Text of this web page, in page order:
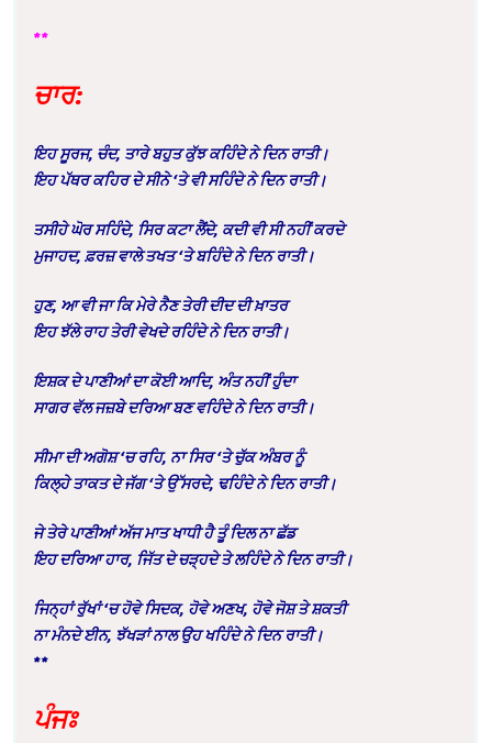
**
ਚਾਰ:
ਇਹ ਸੂਰਜ, ਚੰਦ, ਤਾਰੇ ਬਹੁਤ ਕੁੱਝ ਕਹਿੰਦੇ ਨੇ ਦਿਨ ਰਾਤੀ।
ਇਹ ਪੱਥਰ ਕਹਿਰ ਦੇ ਸੀਨੇ‘ਤੇ ਵੀ ਸਹਿੰਦੇ ਨੇ ਦਿਨ ਰਾਤੀ।
ਤਸੀਹੇ ਘੋਰ ਸਹਿੰਦੇ, ਸਿਰ ਕਟਾ ਲੈਂਦੇ, ਕਦੀ ਵੀ ਸੀ ਨਹੀਂ ਕਰਦੇ
ਮੁਜਾਹਦ,ਫ਼ਰਜ਼ ਵਾਲੇ ਤਖਤ‘ਤੇ ਬਹਿੰਦੇ ਨੇ ਦਿਨ ਰਾਤੀ।
ਹੁਣ, ਆ ਵੀ ਜਾ ਕਿ ਮੇਰੇ ਨੈਣ ਤੇਰੀ ਦੀਦ ਦੀ ਖ਼ਾਤਰ
ਇਹ ਝੱਲੇ ਰਾਹ ਤੇਰੀ ਵੇਖਦੇ ਰਹਿੰਦੇ ਨੇ ਦਿਨ ਰਾਤੀ।
ਇਸ਼ਕ ਦੇ ਪਾਣੀਆਂ ਦਾ ਕੋਈ ਆਦਿ, ਅੰਤ ਨਹੀਂ ਹੁੰਦਾ
ਸਾਗਰ ਵੱਲ ਜਜ਼ਬੇ ਦਰਿਆ ਬਣ ਵਹਿੰਦੇ ਨੇ ਦਿਨ ਰਾਤੀ।
ਸੀਮਾ ਦੀ ਅਗੋਸ਼‘ਚ ਰਹਿ, ਨਾ ਸਿਰ‘ਤੇ ਚੁੱਕ ਅੰਬਰ ਨੂੰ
ਕਿਲ੍ਹੇ ਤਾਕਤ ਦੇ ਜੱਗ‘ਤੇ ਉੱਸਰਦੇ, ਢਹਿੰਦੇ ਨੇ ਦਿਨ ਰਾਤੀ।
ਜੇ ਤੇਰੇ ਪਾਣੀਆਂ ਅੱਜ ਮਾਤ ਖਾਧੀ ਹੈ ਤੂੰ ਦਿਲ ਨਾ ਛੱਡ
ਇਹ ਦਰਿਆ ਹਾਰ, ਜਿੱਤ ਦੇ ਚੜ੍ਹਦੇ ਤੇ ਲਹਿੰਦੇ ਨੇ ਦਿਨ ਰਾਤੀ।
ਜਿਨ੍ਹਾਂ ਰੁੱਖਾਂ‘ਚ ਹੋਵੇ ਸਿਦਕ, ਹੋਵੇ ਅਣਖ, ਹੋਵੇ ਜੋਸ਼ ਤੇ ਸ਼ਕਤੀ
ਨਾ ਮੰਨਦੇ ਈਨ, ਝੱਖੜਾਂ ਨਾਲ ਉਹ ਖਹਿੰਦੇ ਨੇ ਦਿਨ ਰਾਤੀ।
**
ਪੰਜਃ